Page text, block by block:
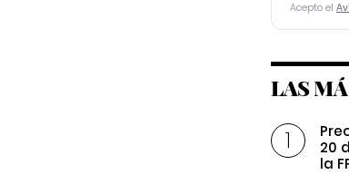
Acepto el
LAS
20
la